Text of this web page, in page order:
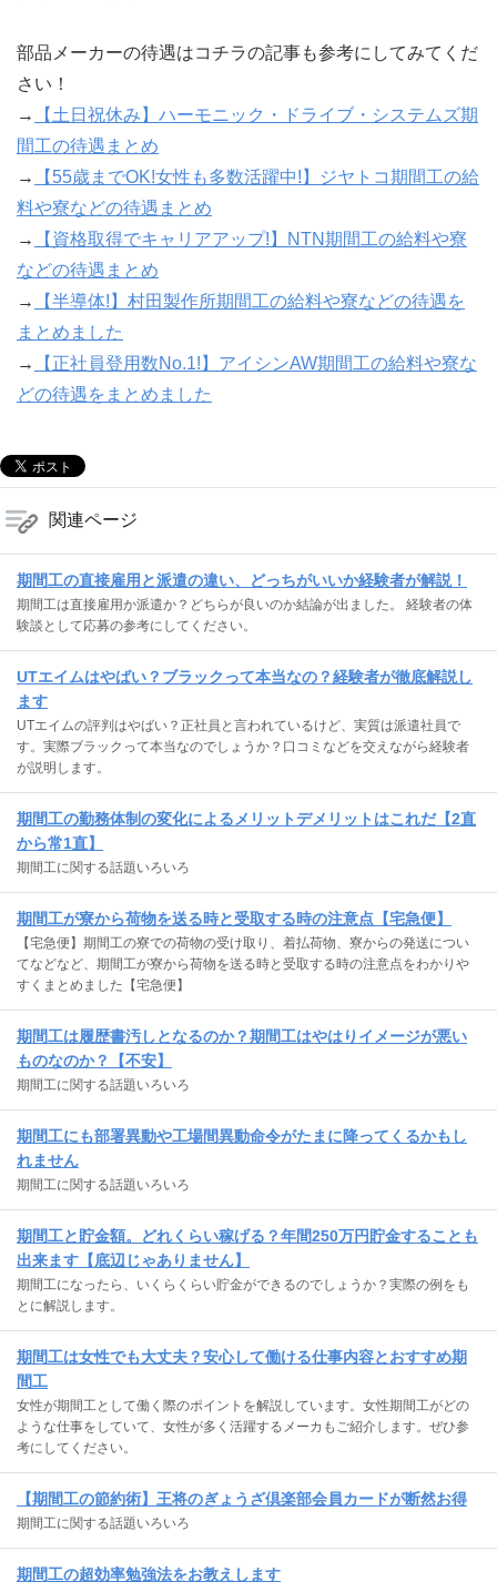
部品メーカーの待遇はコチラの記事も参考にしてみてくだ
さい！
→
【土日祝休み】ハーモニック・ドライブ・システムズ期
間工の待遇まとめ
→
【55歳までOK!女性も多数活躍中!】ジヤトコ期間工の給
料や寮などの待遇まとめ
→
【資格取得でキャリアアップ!】NTN期間工の給料や寮
などの待遇まとめ
→
【半導体!】村田製作所期間工の給料や寮などの待遇を
まとめました
→
【正社員登用数No.1!】アイシンAW期間工の給料や寮な
どの待遇をまとめました
関連ページ
期間工の直接雇用と派遣の違い、どっちがいいか経験者が解説！
期間工は直接雇用か派遣か？どちらが良いのか結論が出ました。 経験者の体
験談として応募の参考にしてください。
UTエイムはやばい？ブラックって本当なの？経験者が徹底解説し
ます
UTエイムの評判はやばい？正社員と言われているけど、実質は派遣社員で
す。実際ブラックって本当なのでしょうか？口コミなどを交えながら経験者
が説明します。
期間工の勤務体制の変化によるメリットデメリットはこれだ【2直
から常1直】
期間工に関する話題いろいろ
期間工が寮から荷物を送る時と受取する時の注意点【宅急便】
【宅急便】期間工の寮での荷物の受け取り、着払荷物、寮からの発送につい
てなどなど、期間工が寮から荷物を送る時と受取する時の注意点をわかりや
すくまとめました【宅急便】
期間工は履歴書汚しとなるのか？期間工はやはりイメージが悪い
ものなのか？【不安】
期間工に関する話題いろいろ
期間工にも部署異動や工場間異動命令がたまに降ってくるかもし
れません
期間工に関する話題いろいろ
期間工と貯金額。どれくらい稼げる？年間250万円貯金することも
出来ます【底辺じゃありません】
期間工になったら、いくらくらい貯金ができるのでしょうか？実際の例をも
とに解説します。
期間工は女性でも大丈夫？安心して働ける仕事内容とおすすめ期
間工
女性が期間工として働く際のポイントを解説しています。女性期間工がどの
ような仕事をしていて、女性が多く活躍するメーカもご紹介します。ぜひ参
考にしてください。
【期間工の節約術】王将のぎょうざ倶楽部会員カードが断然お得
期間工に関する話題いろいろ
期間工の超効率勉強法をお教えします